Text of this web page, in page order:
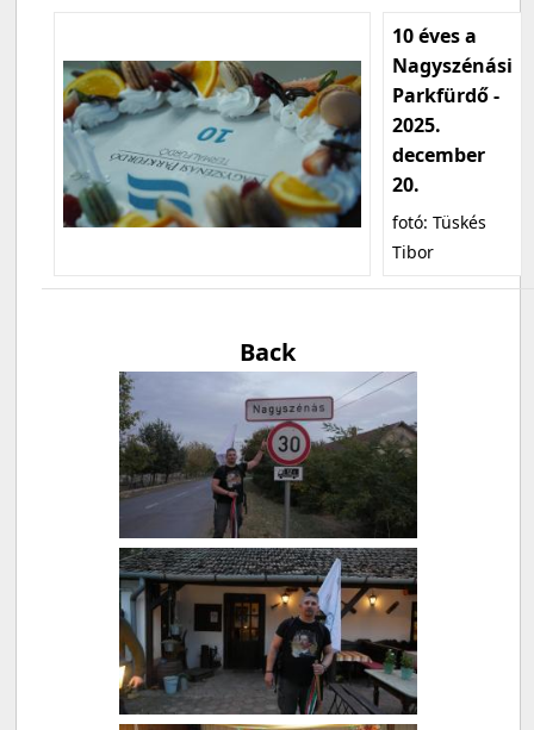
10 éves a
Nagyszénási
Parkfürdő -
2025.
december
20.
fotó: Tüskés
Tibor
Back